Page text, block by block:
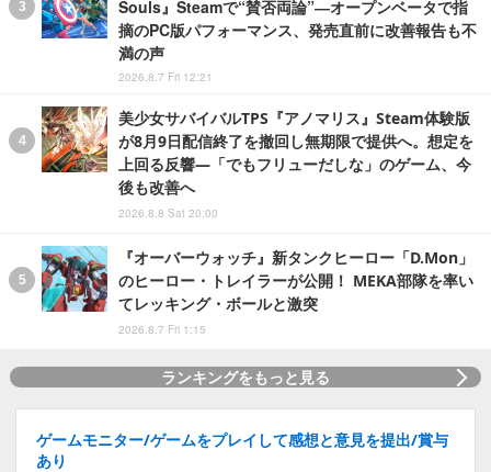
Souls』Steamで“賛否両論”―オープンベータで指
摘のPC版パフォーマンス、発売直前に改善報告も不
満の声
2026.8.7 Fri 12:21
美少女サバイバルTPS『アノマリス』Steam体験版
が8月9日配信終了を撤回し無期限で提供へ。想定を
上回る反響―「でもフリューだしな」のゲーム、今
後も改善へ
2026.8.8 Sat 20:00
『オーバーウォッチ』新タンクヒーロー「D.Mon」
のヒーロー・トレイラーが公開！ MEKA部隊を率い
てレッキング・ボールと激突
2026.8.7 Fri 1:15
ランキングをもっと見る
ゲームモニター/ゲームをプレイして感想と意見を提出/賞与
あり